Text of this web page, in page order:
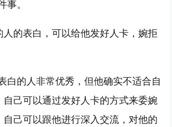
事。
的表白，可以给他发好人卡，婉拒
白的人非常优秀，但他确实不适合自
己可以通过发好人卡的方式来委婉
己可以跟他进行深入交流，对他的